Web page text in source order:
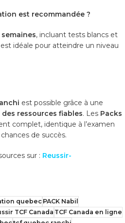
est recommandée ?
, incluant tests blancs et
idéale pour atteindre un niveau
est possible grâce à une
ressources fiables. Les Packs
complet, identique à l’examen
de succès.
sur : Reussir-
quebecPACK Nabil
TCF Canada TCF Canada en ligne